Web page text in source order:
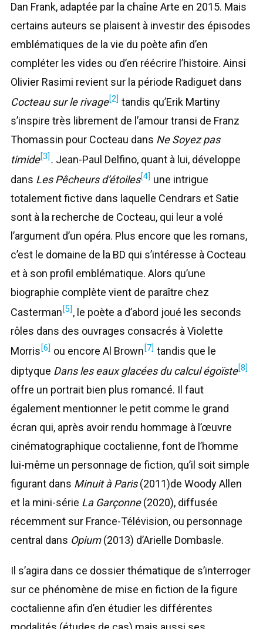
Dan Frank, adaptée par la chaîne Arte en 2015. Mais
certains auteurs se plaisent à investir des épisodes
emblématiques de la vie du poète afin d’en
compléter les vides ou d’en réécrire l’histoire. Ainsi
Olivier Rasimi revient sur la période Radiguet dans
Cocteau sur le rivage[2] tandis qu’Erik Martiny
s’inspire très librement de l’amour transi de Franz
Thomassin pour Cocteau dans Ne Soyez pas
timide[3] . Jean-Paul Delfino, quant à lui, développe
dans Les Pêcheurs d’étoiles[4] une intrigue
totalement fictive dans laquelle Cendrars et Satie
sont à la recherche de Cocteau, qui leur a volé
l’argument d’un opéra. Plus encore que les romans,
c’est le domaine de la BD qui s’intéresse à Cocteau
et à son profil emblématique. Alors qu’une
biographie complète vient de paraître chez
Casterman [5] , le poète a d’abord joué les seconds
rôles dans des ouvrages consacrés à Violette
Morris [6] ou encore Al Brown [7] tandis que le
diptyque Dans les eaux glacées du calcul égoïste[8]
offre un portrait bien plus romancé. Il faut
également mentionner le petit comme le grand
écran qui, après avoir rendu hommage à l’œuvre
cinématographique coctalienne, font de l’homme
lui-même un personnage de fiction, qu’il soit simple
figurant dans Minuit à Paris(2011)de Woody Allen
et la mini-série La Garçonne(2020), diffusée
récemment sur France-Télévision, ou personnage
central dans Opium(2013) d’Arielle Dombasle.
Il s’agira dans ce dossier thématique de s’interroger
sur ce phénomène de mise en fiction de la figure
coctalienne afin d’en étudier les différentes